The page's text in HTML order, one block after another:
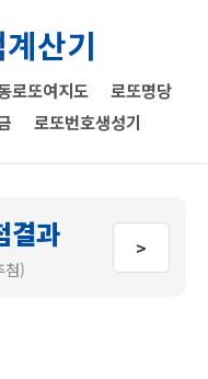
산기
로또여지도
로또명당
로또번호생성기
결과
)
>